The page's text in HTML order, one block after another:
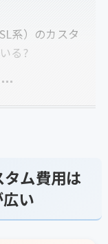
系）のカスタ
る?
ム費用は
い